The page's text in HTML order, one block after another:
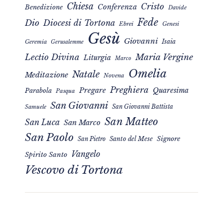
Benedizione Chiesa Conferenza Cristo Davide
Dio Diocesi di Tortona Ebrei Fede Genesi
Geremia Gerusalemme Gesù Giovanni Isaia
Lectio Divina Liturgia Marco Maria Vergine
Meditazione Natale Novena Omelia
Parabola Pasqua Pregare Preghiera Quaresima
Samuele San Giovanni San Giovanni Battista
San Luca San Marco San Matteo
San Paolo San Pietro Santo del Mese Signore
Spirito Santo Vangelo
Vescovo di Tortona